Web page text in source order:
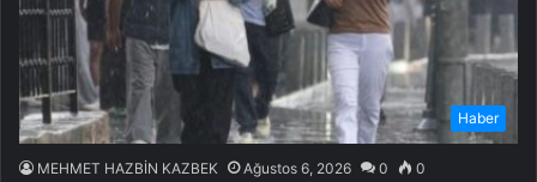
Haber
MEHMET HAZBİN KAZBEK Ağustos 6, 2026 0 0